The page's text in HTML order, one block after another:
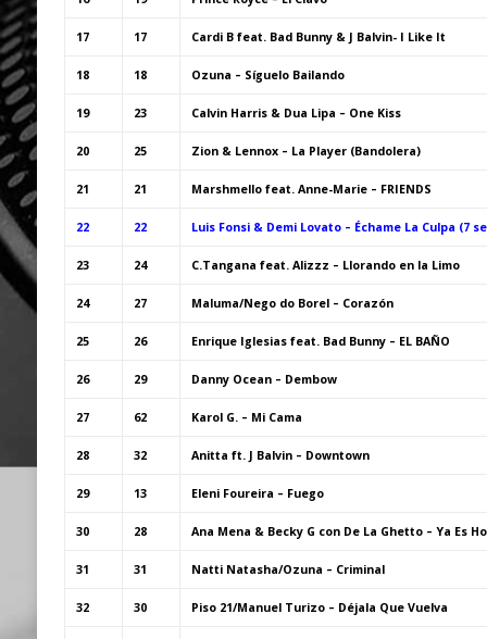
17 17 Cardi B feat. Bad Bunny & J Balvin- I Like It
18 18 Ozuna – Síguelo Bailando
19 23 Calvin Harris & Dua Lipa – One Kiss
20 25 Zion & Lennox – La Player (Bandolera)
21 21 Marshmello feat. Anne-Marie – FRIENDS
22 22 Luis Fonsi & Demi Lovato – Échame La Culpa (7
23 24 C.Tangana feat. Alizzz – Llorando en la Limo
24 27 Maluma/Nego do Borel – Corazón
25 26 Enrique Iglesias feat. Bad Bunny – EL BAÑO
26 29 Danny Ocean – Dembow
27 62 Karol G. – Mi Cama
28 32 Anitta ft. J Balvin – Downtown
29 13 Eleni Foureira – Fuego
30 28 Ana Mena & Becky G con De La Ghetto – Ya Es
31 31 Natti Natasha/Ozuna – Criminal
32 30 Piso 21/Manuel Turizo – Déjala Que Vuelva